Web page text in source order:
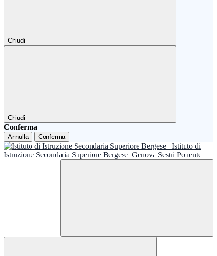
Chiudi
Chiudi
Conferma
Annulla Conferma
Istituto di
Istruzione Secondaria Superiore Bergese Genova Sestri Ponente